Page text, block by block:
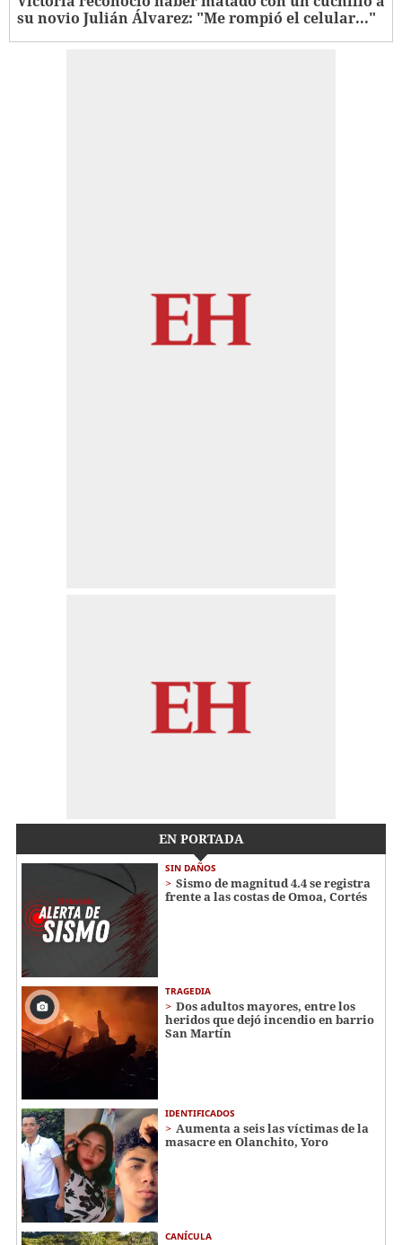
su novio Julián Álvarez: "Me rompió el celular..."
EN PORTADA
SIN DAÑOS
Sismo de magnitud 4.4 se registra
frente a las costas de Omoa, Cortés
TRAGEDIA
Dos adultos mayores, entre los
heridos que dejó incendio en barrio
San Martín
IDENTIFICADOS
Aumenta a seis las víctimas de la
masacre en Olanchito, Yoro
CANÍCULA